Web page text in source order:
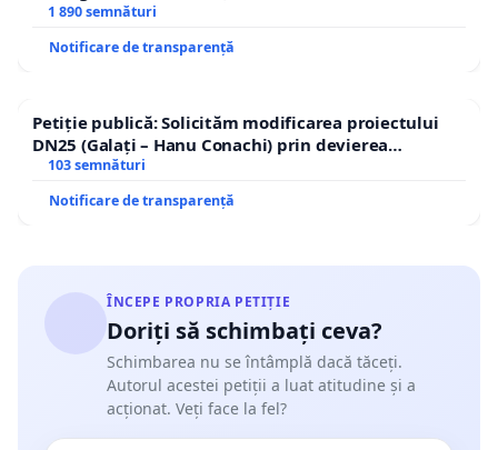
1 890 semnături
Notificare de transparență
Petiție publică: Solicităm modificarea proiectului
DN25 (Galați – Hanu Conachi) prin devierea
traseului în afara localităților!
103 semnături
Notificare de transparență
ÎNCEPE PROPRIA PETIȚIE
Doriți să schimbați ceva?
Schimbarea nu se întâmplă dacă tăceți.
Autorul acestei petiții a luat atitudine și a
acționat. Veți face la fel?